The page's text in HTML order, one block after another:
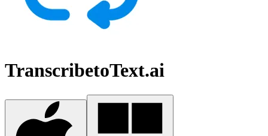
TranscribetoText.ai